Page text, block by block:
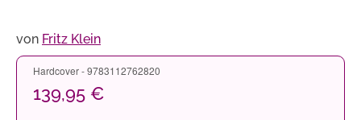
von Fritz Klein
Hardcover - 9783112762820
139,95 €